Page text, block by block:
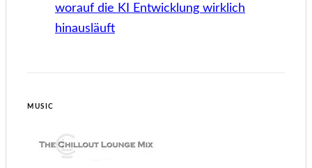
worauf die KI Entwicklung wirklich
hinausläuft
MUSIC